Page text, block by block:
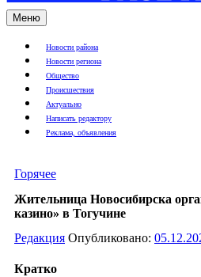
Меню
Новости района
Новости региона
Общество
Происшествия
Актуально
Написать редактору
Реклама, объявления
Горячее
Жительница Новосибирска
казино» в Тогучине
Редакция Опубликовано:
Кратко